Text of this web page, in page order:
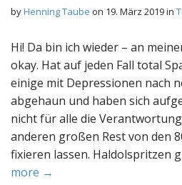
byHenning Taube on 19. März 2019in
Hi! Da bin ich wieder – an
okay. Hat auf jeden Fall total
einige mit Depressionen nach
abgehaun und haben sich
nicht für alle die
anderen großen Rest von den
fixieren lassen. Haldolspritzen
more →